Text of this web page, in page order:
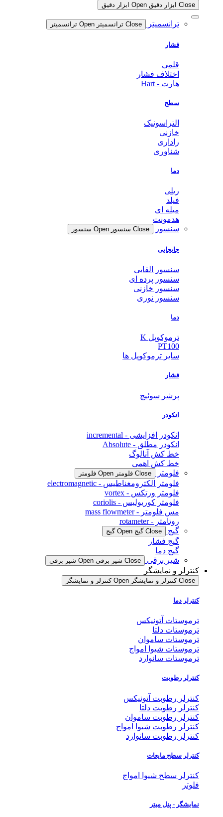
Close ابزار دقیق Open ابزار دقیق
ترانسمیتر Close ترانسمیتر Open ترانسمیتر
فشار
قلمی
اختلاف فشار
هارت - Hart
سطح
التراسونیک
خازنی
راداری
شناوری
دما
ریلی
فیلد
میله ای
هدمونت
سنسور
Close سنسور Open سنسور
جابجایی
سنسور القایی
سنسور پرده ای
سنسور خازنی
سنسور نوری
دما
ترموکوپل K
PT100
سایر ترموکوپل ها
فشار
پرشر سوئیچ
انکودر
انکودر افزایشی - incremental
انکودر مطلق - Absolute
خط کش آنالوگ
خط کش اهمی
فلومتر
Close فلومتر Open فلومتر
فلومتر الکترومغناطیس - electromagnetic
فلومتر ورتکس - vortex
فلومتر کوریولیس - coriolis
مس فلومتر - mass flowmeter
روتامتر - rotameter
گیج
Close گیج Open گیج
گیج فشار
گیج دما
شیر برقی
Close شیر برقی Open شیر برقی
کنترلر و نمایشگر
Close کنترلر و نمایشگر Open کنترلر و نمایشگر
کنترلر دما
ترموستات آتونیکس
ترموستات دلتا
ترموستات ساموان
ترموستات شیوا امواج
ترموستات سانوارد
کنترلر رطوبت
کنترلر رطوبت آتونیکس
کنترلر رطوبت دلتا
کنترلر رطوبت ساموان
کنترلر رطوبت شیوا امواج
کنترلر رطوبت سانوارد
کنترلر سطح مایعات
کنترلر سطح شیوا امواج
فلوتر
نمایشگر - پنل میتر